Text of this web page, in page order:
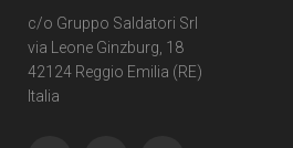
c/o Gruppo Saldatori Srl
via Leone Ginzburg, 18
42124 Reggio Emilia (RE)
Italia